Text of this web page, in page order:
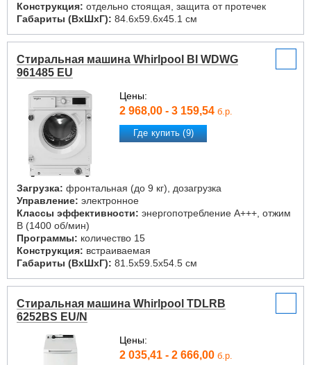
Конструкция: отдельно стоящая, защита от протечек
Габариты (ВxШxГ): 84.6x59.6x45.1 см
Стиральная машина Whirlpool BI WDWG
961485 EU
Цены:
2 968,00 - 3 159,54 б.р.
Где купить (9)
Загрузка: фронтальная (до 9 кг), дозагрузка
Управление: электронное
Классы эффективности: энергопотребление A+++, отжим
B (1400 об/мин)
Программы: количество 15
Конструкция: встраиваемая
Габариты (ВxШxГ): 81.5x59.5x54.5 см
Стиральная машина Whirlpool TDLRB
6252BS EU/N
Цены:
2 035,41 - 2 666,00 б.р.